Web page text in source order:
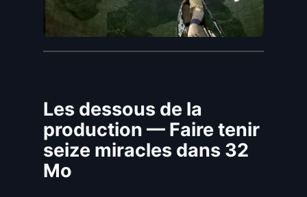
Les dessous de la
production — Faire tenir
seize miracles dans 32
Mo